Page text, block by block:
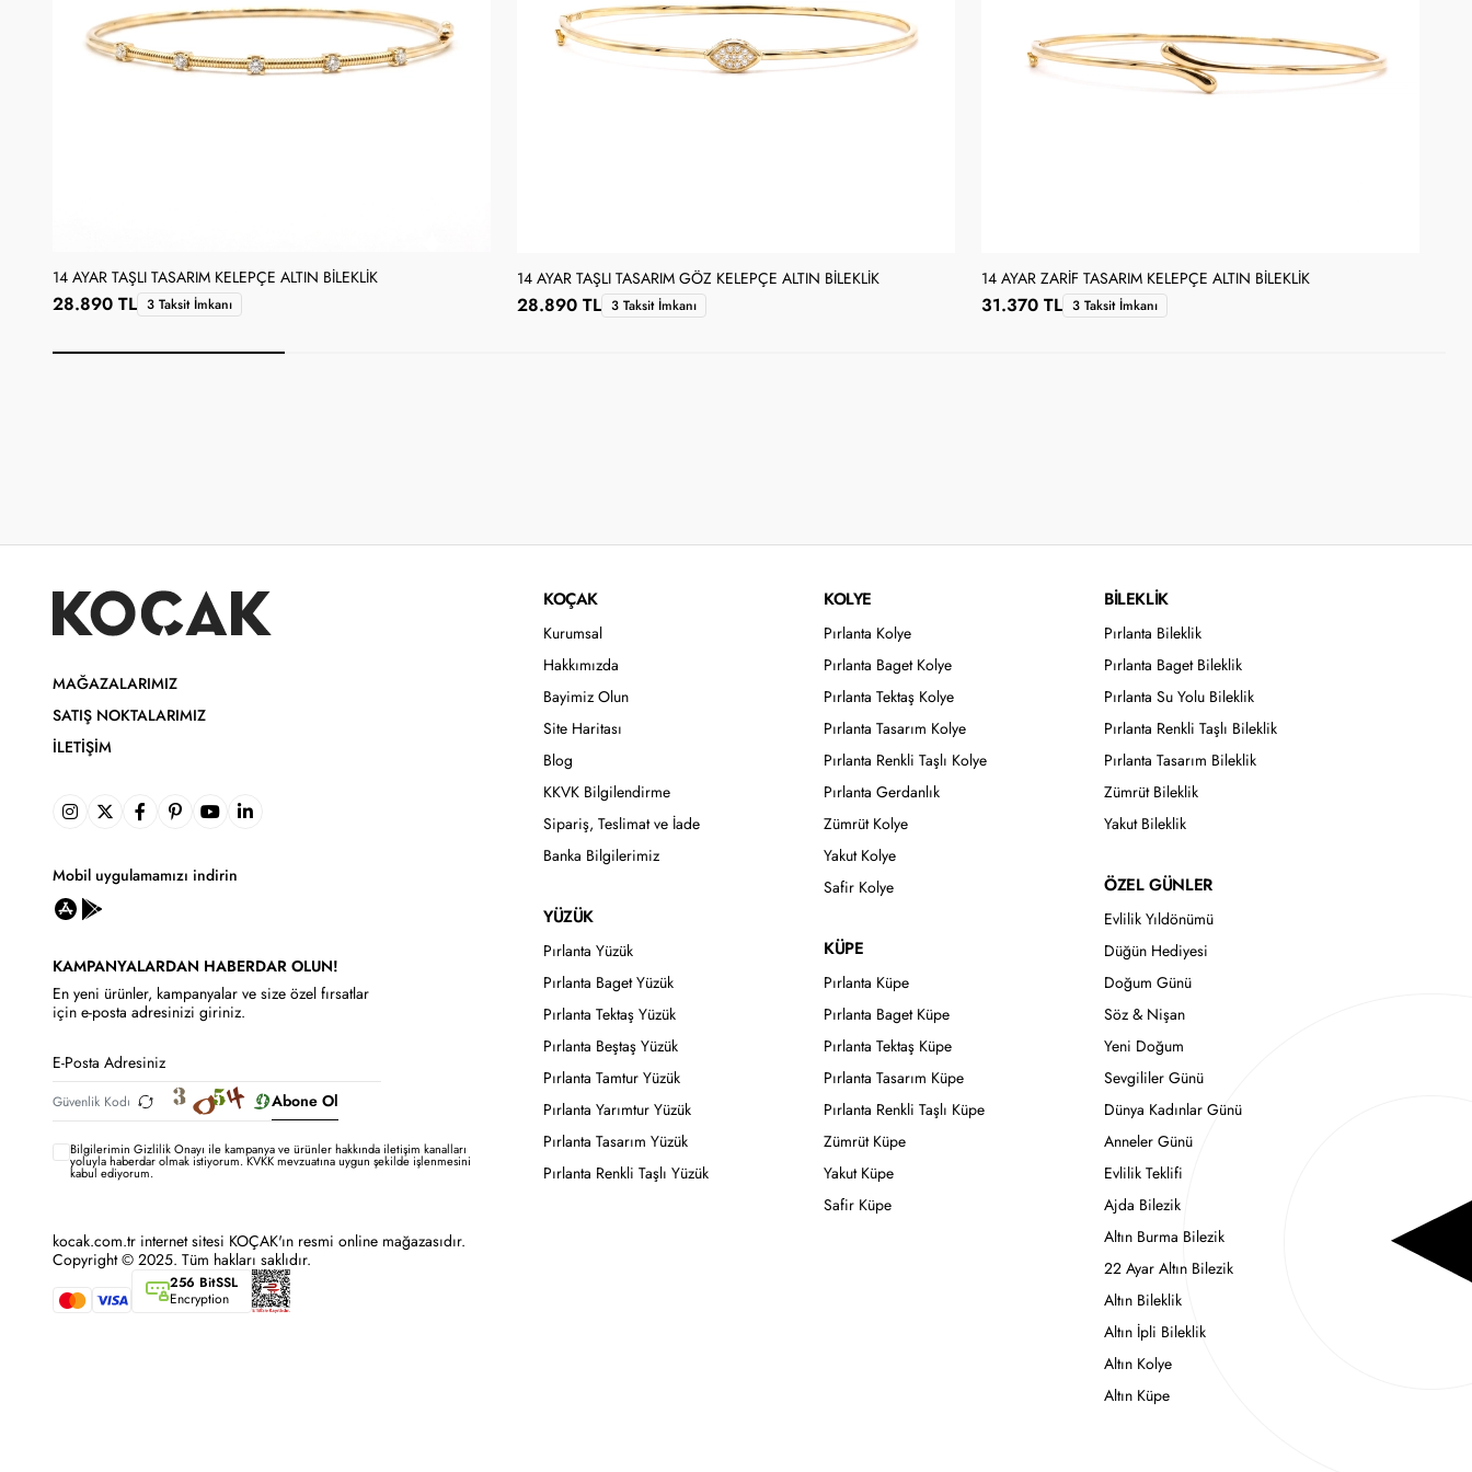
14 AYAR TAŞLI TASARIM KELEPÇE ALTIN BILEKLIK
28.890 TL 3 Taksit İmkanı
14 AYAR TAŞLI TASARIM GÖZ KELEPÇE ALTIN BILEKLIK
28.890 TL 3 Taksit İmkanı
14 AYAR ZARIF TASARIM KELEPÇE ALTIN BILEKLIK
31.370 TL 3 Taksit İmkanı
MAĞAZALARIMIZ
SATIŞ NOKTALARIMIZ
İLETIŞIM
Mobil uygulamamızı indirin
KAMPANYALARDAN HABERDAR OLUN!
En yeni ürünler, kampanyalar ve size özel fırsatlar
için e-posta adresinizi giriniz.
Abone Ol
Bilgilerimin Gizlilik Onayı ile kampanya ve ürünler hakkında iletişim kanalları
yoluyla haberdar olmak istiyorum.KVKK mevzuatına uygun şekilde işlenmesini
kabul ediyorum.
kocak.com.tr internet sitesi KOÇAK'ın resmi online mağazasıdır.
Copyright © 2025. Tüm hakları saklıdır.
256 BitSSL
Encryption
KOÇAK
Kurumsal
Hakkımızda
Bayimiz Olun
Site Haritası
Blog
KKVK Bilgilendirme
Sipariş, Teslimat ve İade
Banka Bilgilerimiz
YÜZÜK
Pırlanta Yüzük
Pırlanta Baget Yüzük
Pırlanta Tektaş Yüzük
Pırlanta Beştaş Yüzük
Pırlanta Tamtur Yüzük
Pırlanta Yarımtur Yüzük
Pırlanta Tasarım Yüzük
Pırlanta Renkli Taşlı Yüzük
KOLYE
Pırlanta Kolye
Pırlanta Baget Kolye
Pırlanta Tektaş Kolye
Pırlanta Tasarım Kolye
Pırlanta Renkli Taşlı Kolye
Pırlanta Gerdanlık
Zümrüt Kolye
Yakut Kolye
Safir Kolye
KÜPE
Pırlanta Küpe
Pırlanta Baget Küpe
Pırlanta Tektaş Küpe
Pırlanta Tasarım Küpe
Pırlanta Renkli Taşlı Küpe
Zümrüt Küpe
Yakut Küpe
Safir Küpe
BİLEKLİK
Pırlanta Bileklik
Pırlanta Baget Bileklik
Pırlanta Su Yolu Bileklik
Pırlanta Renkli Taşlı Bileklik
Pırlanta Tasarım Bileklik
Zümrüt Bileklik
Yakut Bileklik
ÖZEL GÜNLER
Evlilik Yıldönümü
Düğün Hediyesi
Doğum Günü
Söz & Nişan
Yeni Doğum
Sevgililer Günü
Dünya Kadınlar Günü
Anneler Günü
Evlilik Teklifi
Ajda Bilezik
Altın Burma Bilezik
22 Ayar Altın Bilezik
Altın Bileklik
Altın İpli Bileklik
Altın Kolye
Altın Küpe